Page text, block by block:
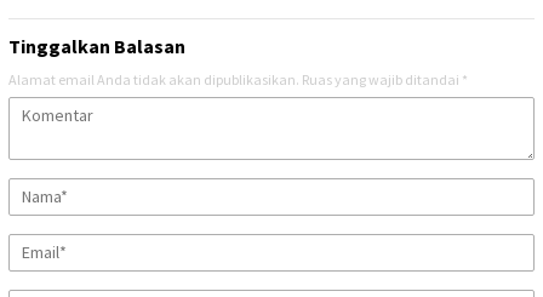
Tinggalkan Balasan
Alamat email Anda tidak akan dipublikasikan. Ruas yang wajib ditandai *